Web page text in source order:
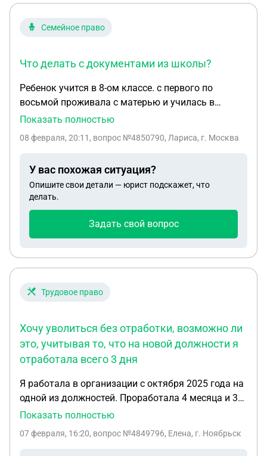
Семейное право
Что делать с документами из школы?
Ребенок учится в 8-ом классе. с первого по
восьмой проживала с матерью и училась в
Челябинске. Приехал отец и уговорил дочь ухать
другом городе с отцом. Мы в разводе. Я дала
вернуться отец не будет препятствовать. В
настоящее время дочь захотела вернутся к
матери, отец не пускает. У меня нет возможности
перелет. Что делать с документами из школы?
Показать полностью
08 февраля, 20:11 , вопрос №4850790, Лариса, г. Москва
У вас похожая ситуация?
Опишите свои детали — юрист подскажет, что
делать.
Задать свой вопрос
Трудовое право
Хочу уволиться без отработки, возможно ли
это, учитывая то, что на новой должности я
отработала всего 3 дня
Я работала в организации с октября 2025 года на
одной из должностей. Проработала 4 месяца и 3
февраля 2026 года я перевелась на другую
специфика работы. После отработки одной смены
Показать полностью
07 февраля, 16:20, вопрос №4849796, Елена, г. Ноябрьск